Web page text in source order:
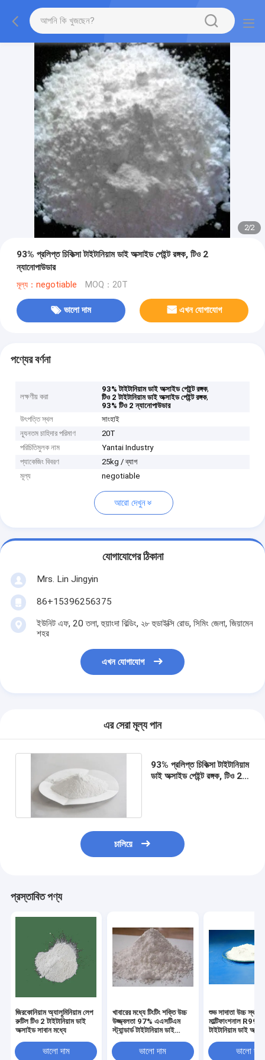
2/2
93% প্রলিপ্ত চিকিত্সা টাইটানিয়াম ডাই অক্সাইড পেইন্ট রঙ্গক, টিও 2
ন্যানোপাউডার
মূল্য：negotiable MOQ：20T
ভালো দাম এখন যোগাযোগ
পণ্যের বর্ণনা
লক্ষণীয় করা
93% টাইটানিয়াম ডাই অক্সাইড পেইন্ট রঙ্গক,
টিও 2 টাইটানিয়াম ডাই অক্সাইড পেইন্ট রঙ্গক,
93% টিও 2 ন্যানোপাউডার
উৎপত্তি স্থল
সাংহাই
ন্যূনতম চাহিদার পরিমাণ
20T
পরিচিতিমুলক নাম
Yantai Industry
প্যাকেজিং বিবরণ
25kg / ব্যাগ
মূল্য
negotiable
আরো দেখুন
যোগাযোগের ঠিকানা
Mrs. Lin Jingyin
86+15396256375
ইউনিট এফ, 20 তলা, হুয়াংদা বিল্ডিং, ২৮ হুডাইক্সি রোড, সিমিং জেলা, জিয়ামেন
শহর
এখন যোগাযোগ
এর সেরা মূল্য পান
93% প্রলিপ্ত চিকিত্সা টাইটানিয়াম
ডাই অক্সাইড পেইন্ট রঙ্গক, টিও 2
চালিয়ে
প্রস্তাবিত পণ্য
জিরকোনিয়াম অ্যালুমিনিয়াম লেপ
রুটিল টিও 2 টাইটানিয়াম ডাই
অক্সাইড সাবান মধ্যে
ভালো দাম
খাবারের মধ্যে টিংটিং শক্তি উচ্চ
উজ্জ্বলতা 97% এএসটিএম
স্ট্যান্ডার্ড টাইটানিয়াম ডাই
ভালো দাম
শুভ সাদাতা উচ্চ
মাল্টিফাংশনাল R996
টাইটানিয়াম ডাই
ভালো দাম